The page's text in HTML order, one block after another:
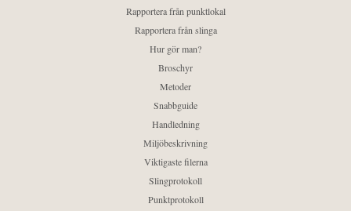
Rapportera från punktlokal
Rapportera från slinga
Hur gör man?
Broschyr
Metoder
Snabbguide
Handledning
Miljöbeskrivning
Viktigaste filerna
Slingprotokoll
Punktprotokoll